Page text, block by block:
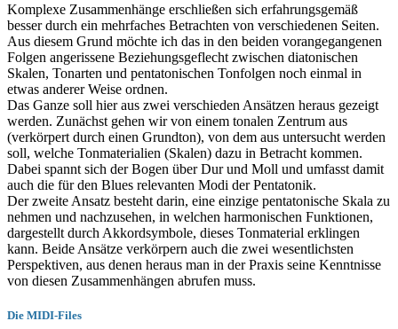
Komplexe Zusammenhänge erschließen sich erfahrungsgemäß
besser durch ein mehrfaches Betrachten von verschiedenen Seiten.
Aus diesem Grund möchte ich das in den beiden vorangegangenen
Folgen angerissene Beziehungsgeflecht zwischen diatonischen
Skalen, Tonarten und pentatonischen Tonfolgen noch einmal in
etwas anderer Weise ordnen.
Das Ganze soll hier aus zwei verschieden Ansätzen heraus gezeigt
werden. Zunächst gehen wir von einem tonalen Zentrum aus
(verkörpert durch einen Grundton), von dem aus untersucht werden
soll, welche Tonmaterialien (Skalen) dazu in Betracht kommen.
Dabei spannt sich der Bogen über Dur und Moll und umfasst damit
auch die für den Blues relevanten Modi der Pentatonik.
Der zweite Ansatz besteht darin, eine einzige pentatonische Skala zu
nehmen und nachzusehen, in welchen harmonischen Funktionen,
dargestellt durch Akkordsymbole, dieses Tonmaterial erklingen
kann. Beide Ansätze verkörpern auch die zwei wesentlichsten
Perspektiven, aus denen heraus man in der Praxis seine Kenntnisse
von diesen Zusammenhängen abrufen muss.
Die MIDI-Files